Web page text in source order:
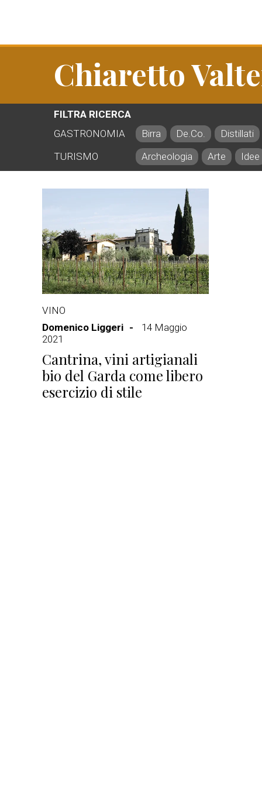
Chiaretto
FILTRA RICERCA
GASTRONOMIA
Birra De.Co.
Distillati
TURISMO
Archeologia Arte Idee
VINO
Domenico Liggeri
14 Maggio
2021
Cantrina, vini artigianali
bio del Garda come libero
esercizio di stile